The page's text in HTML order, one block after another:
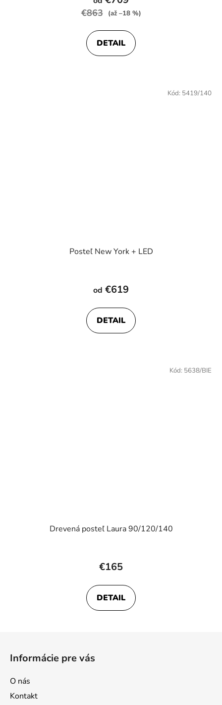
produktu
z
€863 (až –18 %)
DETAIL
Posteľ New York + LED
od €619
DETAIL
Kód: 5419/140
Drevená posteľ Laura 90/120/140
€165
DETAIL
Kód: 5638/BIE
Informácie pre vás
O nás
Kontakt